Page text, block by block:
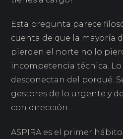
Esta pregunta parece
cuenta de que la mayoría
pierden el norte no lo
incompetencia técnica.
desconectan del porqué.
gestores de lo urgente y
con dirección.
ASPIRA es el primer